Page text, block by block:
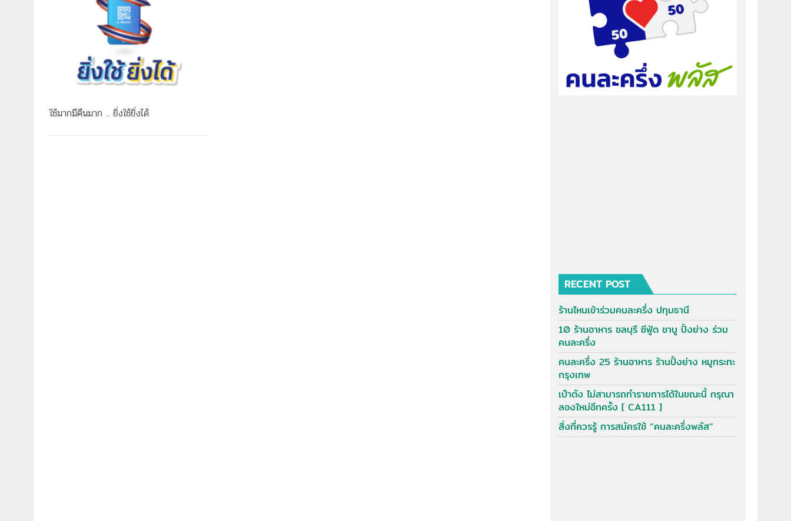
ใช้มากมีคืนมาก .. ยิ่งใช้ยิ่งได้
RECENT POST
ร้านไหนเข้าร่วมคนละครึ่ง ปทุมธานี
10 ร้านอาหาร ชลบุรี ซีฟู้ด ชาบู ปิ้งย่าง ร่วม
คนละครึ่ง
คนละครึ่ง 25 ร้านอาหาร ร้านปิ้งย่าง หมูกระทะ
กรุงเทพ
เป๋าตัง ไม่สามารถทำรายการได้ในขณะนี้ กรุณา
ลองใหม่อีกครั้ง [ CA111 ]
สิ่งที่ควรรู้ การสมัครใช้ “คนละครึ่งพลัส”